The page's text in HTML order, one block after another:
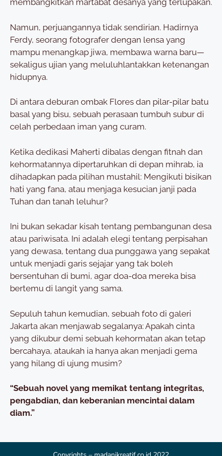
membangkitkan martabat desanya yang terlupakan.
Namun, perjuangannya tidak sendirian. Hadirnya
Ferdy, seorang fotografer dengan lensa yang
mampu menangkap jiwa, membawa warna baru—
sekaligus ujian yang meluluhlantakkan ketenangan
hidupnya.
Di antara deburan ombak Flores dan pilar-pilar batu
basal yang bisu, sebuah perasaan tumbuh subur di
celah perbedaan iman yang curam.
Ketika dedikasi Maherti dibalas dengan fitnah dan
kehormatannya dipertaruhkan di depan mihrab, ia
dihadapkan pada pilihan mustahil: Mengikuti bisikan
hati yang fana, atau menjaga kesucian janji pada
Tuhan dan tanah leluhur?
Ini bukan sekadar kisah tentang pembangunan desa
atau pariwisata. Ini adalah elegi tentang perpisahan
yang dewasa, tentang dua punggawa yang sepakat
untuk menjadi garis sejajar yang tak boleh
bersentuhan di bumi, agar doa-doa mereka bisa
bertemu di langit yang sama.
Sepuluh tahun kemudian, sebuah foto di galeri
Jakarta akan menjawab segalanya: Apakah cinta
yang dikubur demi sebuah kehormatan akan tetap
bercahaya, ataukah ia hanya akan menjadi gema
yang hilang di ujung musim?
“Sebuah novel yang memikat tentang integritas,
pengabdian, dan keberanian mencintai dalam
diam.”